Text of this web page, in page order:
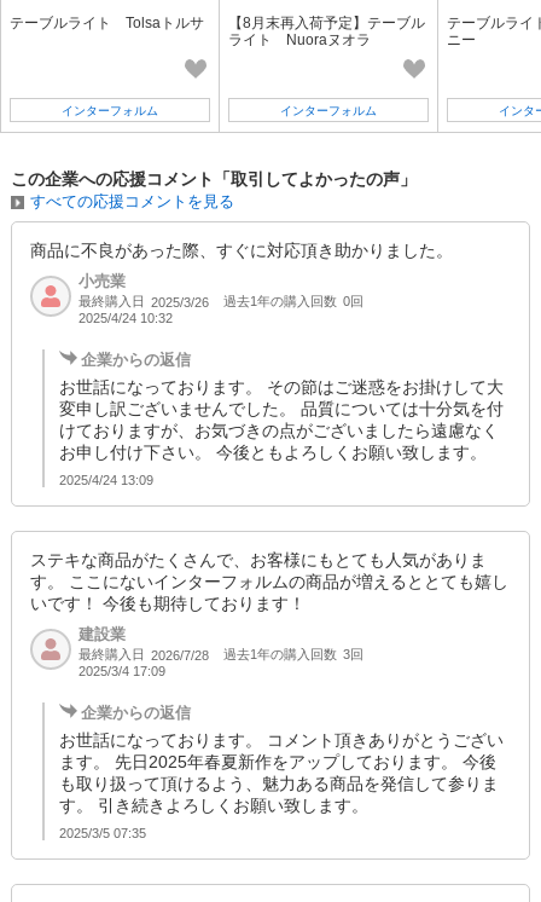
テーブルライト Tolsaトルサ
インターフォルム
【8月末再入荷予定】テーブル
ライト Nuoraヌオラ
インターフォルム
テーブルラ
ニー
インタ
この企業への応援コメント「取引してよかったの声」
すべての応援コメントを見る
商品に不良があった際、すぐに対応頂き助かりました。
小売業
最終購入日 2025/3/26 過去1年の購入回数 0回
2025/4/24 10:32
企業からの返信
お世話になっております。 その節はご迷惑をお掛けして大
変申し訳ございませんでした。 品質については十分気を付
けておりますが、お気づきの点がございましたら遠慮なく
お申し付け下さい。 今後ともよろしくお願い致します。
2025/4/24 13:09
ステキな商品がたくさんで、お客様にもとても人気がありま
す。 ここにないインターフォルムの商品が増えるととても嬉し
いです！ 今後も期待しております！
建設業
最終購入日 2026/7/28 過去1年の購入回数 3回
2025/3/4 17:09
企業からの返信
お世話になっております。 コメント頂きありがとうござい
ます。 先日2025年春夏新作をアップしております。 今後
も取り扱って頂けるよう、魅力ある商品を発信して参りま
す。 引き続きよろしくお願い致します。
2025/3/5 07:35